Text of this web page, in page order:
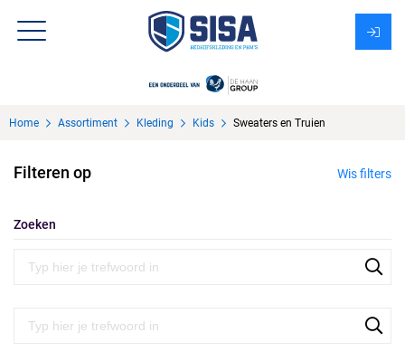
Over Sisa
KMS
Uitzendbureau?
Home Assortiment Kleding Kids Sweaters en Truien
Filteren op Wis filters
Zoeken